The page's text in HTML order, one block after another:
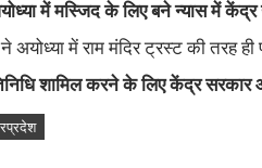
में मस्जिद के लिए बने न्यास में केंद्र
ने अयोध्या में राम मंदिर ट्रस्ट की तरह
शामिल करने के लिए केंद्र सरकार